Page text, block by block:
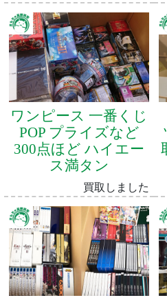
ワンピース 一番くじ
POP プライズなど
300点ほど ハイエー
ス満タン
買取しました